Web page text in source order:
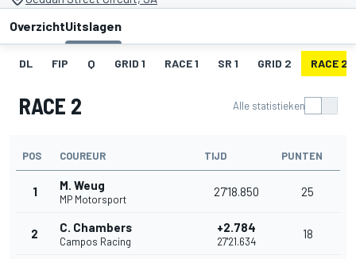
OverzichtUitslagen
DL FIP Q GRID 1 RACE 1 SR 1 GRID 2 RACE 2
RACE 2 Alle statistieken
POS COUREUR TIJD PUNTEN
1 M. Weug
MP Motorsport
27'18.850 25
2 C. Chambers
Campos Racing
+2.784
27'21.634
18